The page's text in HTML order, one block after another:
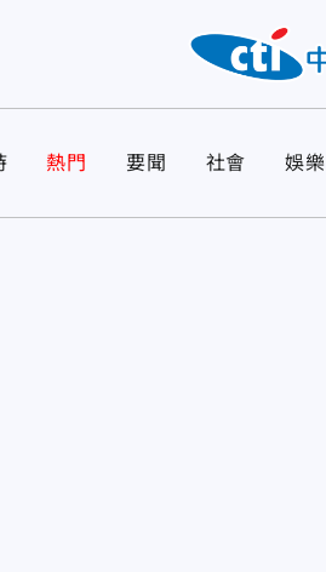
熱門 要聞 社會 娛樂